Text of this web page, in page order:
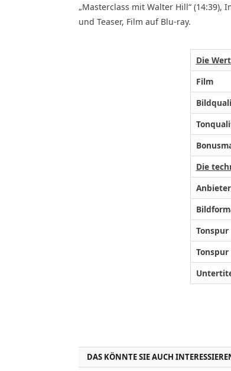
„Masterclass mit Walter Hill“ (14:39),
und Teaser, Film auf Blu-ray.
Die
Film
Die
Anbieter
Tonspur
DAS KÖNNTE SIE AUCH